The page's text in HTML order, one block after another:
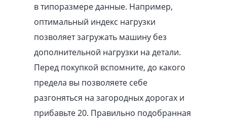
в типоразмере данные. Например,
оптимальный индекс нагрузки
позволяет загружать машину без
дополнительной нагрузки на детали.
Перед покупкой вспомните, до какого
предела вы позволяете себе
разгоняться на загородных дорогах и
прибавьте 20. Правильно подобранная